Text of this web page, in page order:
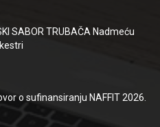
SABOR TRUBAČA Nadmeću
o sufinansiranju NAFFIT 2026.